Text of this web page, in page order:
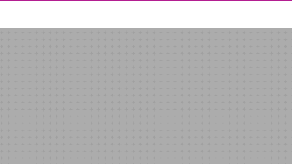
Wissenschaft im Wandel